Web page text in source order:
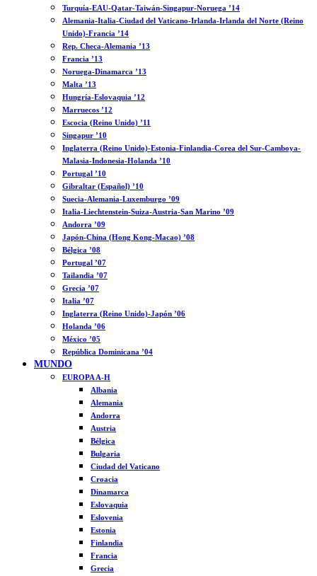
Turquía-EAU-Qatar-Taiwán-Singapur-Noruega ’14
Alemania-Italia-Ciudad del Vaticano-Irlanda-Irlanda del Norte (Reino
Unido)-Francia ’14
Rep. Checa-Alemania ’13
Francia ’13
Noruega-Dinamarca ’13
Malta ’13
Hungría-Eslovaquia ’12
Marruecos ’12
Escocia (Reino Unido) ’11
Singapur ’10
Inglaterra (Reino Unido)-Estonia-Finlandia-Corea del Sur-Camboya-
Malasia-Indonesia-Holanda ’10
Portugal ’10
Gibraltar (Español) ’10
Suecia-Alemania-Luxemburgo ’09
Italia-Liechtenstein-Suiza-Austria-San Marino ’09
Andorra ’09
Japón-China (Hong Kong-Macao) ’08
Bélgica ’08
Portugal ’07
Tailandia ’07
Grecia ’07
Italia ’07
Inglaterra (Reino Unido)-Japón ’06
Holanda ’06
México ’05
República Dominicana ’04
MUNDO
EUROPA A-H
Albania
Alemania
Andorra
Austria
Bélgica
Bulgaria
Ciudad del Vaticano
Croacia
Dinamarca
Eslovaquia
Eslovenia
Estonia
Finlandia
Francia
Grecia